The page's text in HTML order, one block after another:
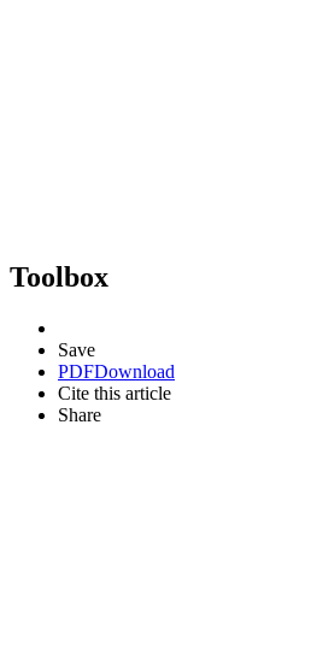
Toolbox
Save
PDFDownload
Cite this article
Share